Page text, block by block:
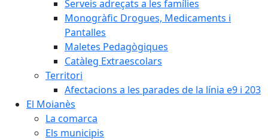
Serveis adreçats a les famílies
Monogràfic Drogues, Medicaments i
Pantalles
Maletes Pedagògiques
Catàleg Extraescolars
Territori
Afectacions a les parades de la línia e9 i 203
El Moianès
La comarca
Els municipis